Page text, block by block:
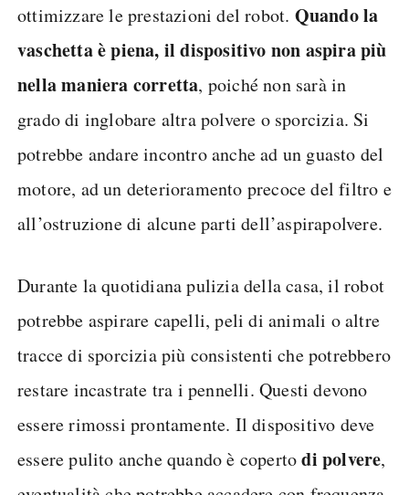
ottimizzare le prestazioni del robot. Quando la
vaschetta è piena, il dispositivo non aspira più
nella maniera corretta, poiché non sarà in
grado di inglobare altra polvere o sporcizia. Si
potrebbe andare incontro anche ad un guasto del
motore, ad un deterioramento precoce del filtro e
all’ostruzione di alcune parti dell’aspirapolvere.
Durante la quotidiana pulizia della casa, il robot
potrebbe aspirare capelli, peli di animali o altre
tracce di sporcizia più consistenti che potrebbero
restare incastrate tra i pennelli. Questi devono
essere rimossi prontamente. Il dispositivo deve
essere pulito anche quando è copertodi polvere,